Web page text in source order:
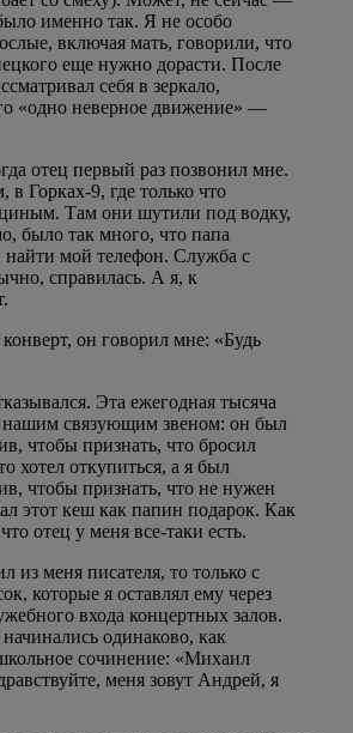
именно так. Я не особо
включая мать, говорили, что
еще нужно дорасти. После
себя в зеркало,
«одно неверное движение» —
отец первый раз позвонил мне.
Горках-9, где только что
Там они шутили под водку,
было так много, что папа
мой телефон. Служба с
справилась. А я, к
он говорил мне: «Будь
Эта ежегодная тысяча
нашим связующим звеном: он был
чтобы признать, что бросил
хотел откупиться, а я был
чтобы признать, что не нужен
этот кеш как папин подарок. Как
отец у меня все-таки есть.
из меня писателя, то только с
которые я оставлял ему через
входа концертных залов.
одинаково, как
сочинение: «Михаил
меня зовут Андрей, я